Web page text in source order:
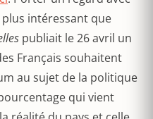
intéressant que
publiait le 26 avril un
Français souhaitent
au sujet de la politique
qui vient